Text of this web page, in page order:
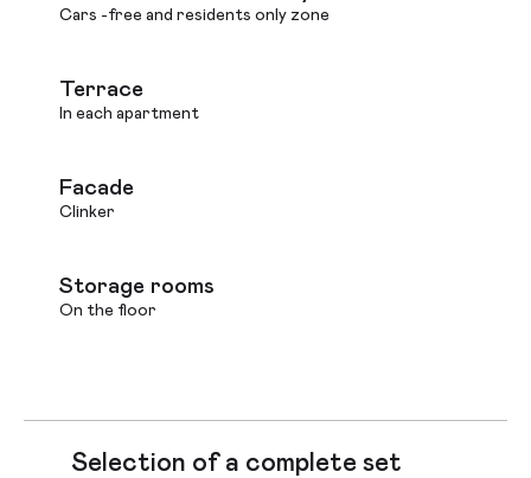
Cars -free and residents only zone
Terrace
In each apartment
Facade
Clinker
Storage rooms
On the floor
Selection of a complete set